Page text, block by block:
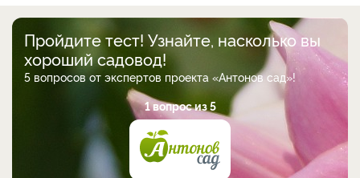
Пройдите тест! Узнайте, насколько вы
хороший садовод!
5 вопросов от экспертов проекта «Антонов сад»!
1 вопрос из 5